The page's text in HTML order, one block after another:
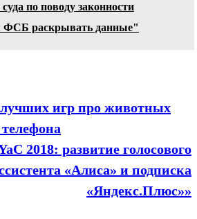
по поводу законности
ФСБ раскрывать данные"
игр про животных
2018: развитие голосового
«Алиса» и подписка
«Яндекс.Плюс»»